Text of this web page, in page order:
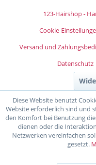
123-Hairshop -
Cookie-
Versand und
Datenschutz
Diese Website benutzt
Website erforderlich sind und
den Komfort bei Benutzung
dienen oder die
Netzwerken vereinfachen
gesetzt.